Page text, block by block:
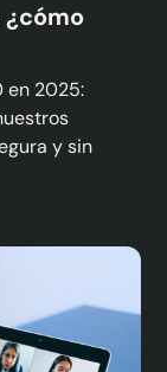
¿cómo
en 2025:
y sin